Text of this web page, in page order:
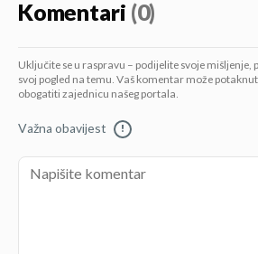
Komentari (0)
Uključite se u raspravu – podijelite svoje
svoj pogled na temu. Vaš komentar može
obogatiti zajednicu našeg portala.
Važna obavijest !